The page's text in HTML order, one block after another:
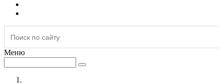
Меню